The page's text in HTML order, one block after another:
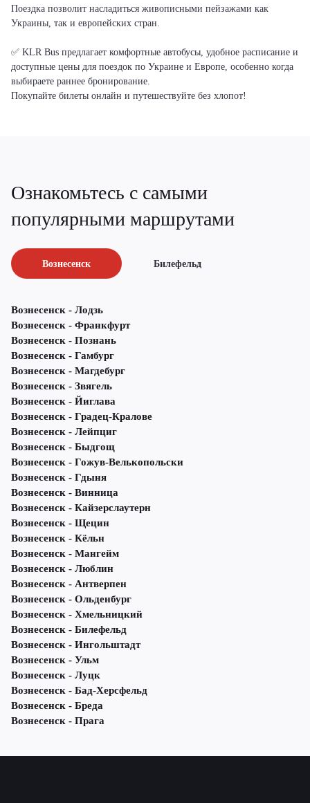
Поездка позволит насладиться живописными пейзажами как
Украины, так и европейских стран.
✅ KLR Bus предлагает комфортные автобусы, удобное расписание и
доступные цены для поездок по Украине и Европе, особенно когда
выбираете раннее бронирование.
Покупайте билеты онлайн и путешествуйте без хлопот!
Ознакомьтесь с самыми
популярными маршрутами
Вознесенск Билефельд
Вознесенск - Лодзь
Вознесенск - Франкфурт
Вознесенск - Познань
Вознесенск - Гамбург
Вознесенск - Магдебург
Вознесенск - Звягель
Вознесенск - Йиглава
Вознесенск - Градец-Кралове
Вознесенск - Лейпциг
Вознесенск - Быдгощ
Вознесенск - Гожув-Велькопольски
Вознесенск - Гдыня
Вознесенск - Винница
Вознесенск - Кайзерслаутерн
Вознесенск - Щецин
Вознесенск - Кёльн
Вознесенск - Мангейм
Вознесенск - Люблин
Вознесенск - Антверпен
Вознесенск - Ольденбург
Вознесенск - Хмельницкий
Вознесенск - Билефельд
Вознесенск - Ингольштадт
Вознесенск - Ульм
Вознесенск - Луцк
Вознесенск - Бад-Херсфельд
Вознесенск - Бреда
Вознесенск - Прага